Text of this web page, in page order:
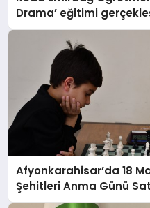
Drama’ eğitimi
Afyonkarahisar’da 18
Şehitleri Anma Günü